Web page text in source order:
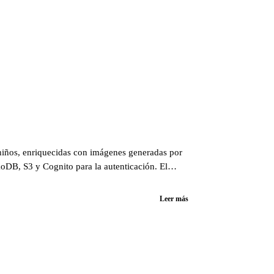
enriquecidas con imágenes generadas por
S3 y Cognito para la autenticación. El
Leer más